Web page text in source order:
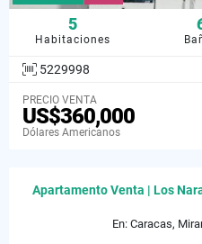
5
Habitaciones
5229998
PRECIO VENTA
US$360,000
Dólares Americanos
Apartamento Venta | Los
En: Caracas,